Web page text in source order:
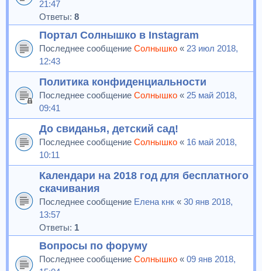
21:47
Ответы: 8
Портал Солнышко в Instagram
Последнее сообщение Солнышко « 23 июл 2018,
12:43
Политика конфиденциальности
Последнее сообщение Солнышко « 25 май 2018,
09:41
До свиданья, детский сад!
Последнее сообщение Солнышко « 16 май 2018,
10:11
Календари на 2018 год для бесплатного
скачивания
Последнее сообщение Елена кнк « 30 янв 2018,
13:57
Ответы: 1
Вопросы по форуму
Последнее сообщение Солнышко « 09 янв 2018,